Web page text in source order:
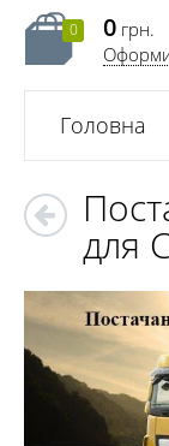
0 0 грн.
Головна
для